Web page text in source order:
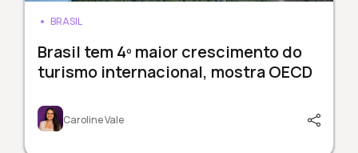
BRASIL
Brasil tem 4º maior crescimento do
turismo internacional, mostra OECD
Caroline Vale